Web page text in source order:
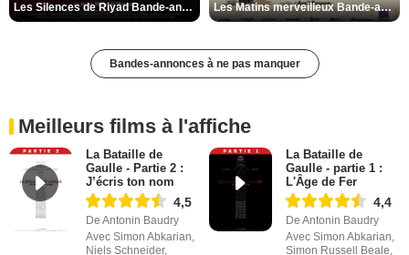
Les Silences de Riyad Bande-annonce VO STFR Les Matins merveilleux Bande-annonce VF
Bandes-annonces à ne pas manquer
Meilleurs films à l'affiche
La Bataille de
Gaulle - Partie 2 :
J’écris ton nom
4,5
De Antonin Baudry
Avec Simon Abkarian,
Niels Schneider,
La Bataille de
Gaulle - partie 1 :
L'Âge de Fer
4,4
De Antonin Baudry
Avec Simon Abkarian,
Simon Russell Beale,